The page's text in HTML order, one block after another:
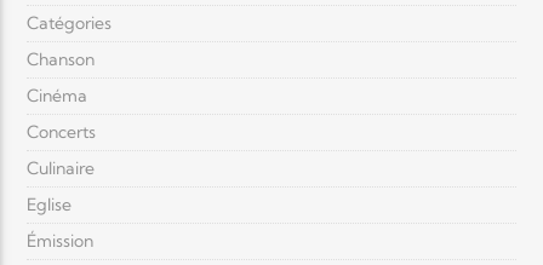
Catégories
Chanson
Cinéma
Concerts
Culinaire
Eglise
Émission